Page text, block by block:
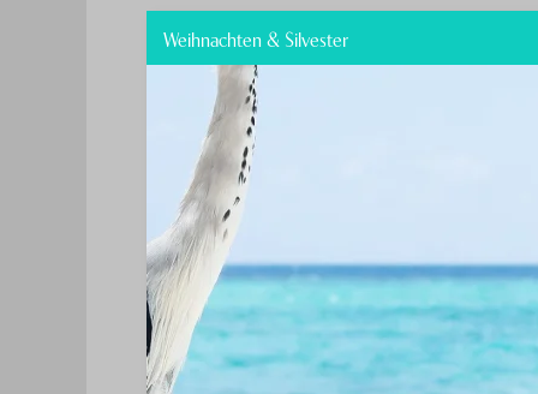
Weihnachten & Silvester